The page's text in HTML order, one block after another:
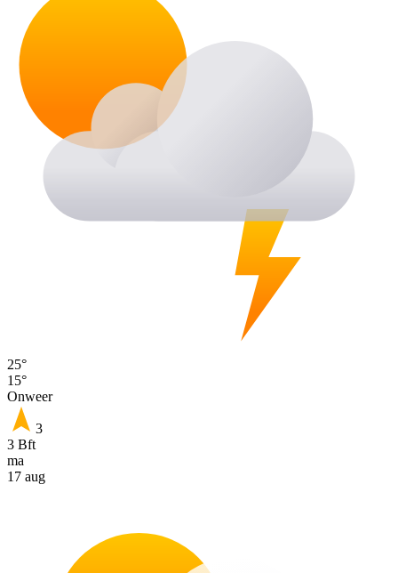
25°
15°
Onweer
3
3 Bft
ma
17 aug